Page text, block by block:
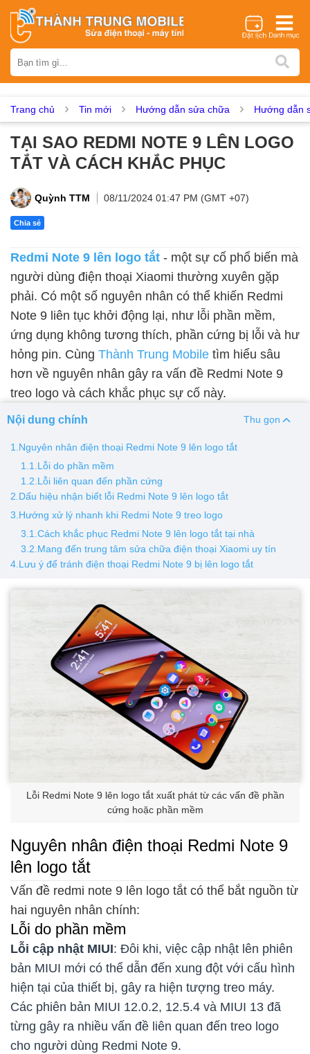
iPhone Samsung Oppo Xiaomi Realme Vivo
Nokia
Asus Sony Vertu LG Tecno
Dịch vụ sửa chữa
Ép kính
Thay loa Thay kính lưng Thay vỏ Thay chân sạc
Màn hình Xiaomi Màn hình Realme Màn hình Vivo
Màn hình Vsmart Màn hình Google Pixel
Thay pin
Pin iPhone Pin Samsumg Pin Oppo Pin Xiaomi
Vỏ Huawei Vỏ Vivo
Trang chủ Tin mới Hướng dẫn sửa chữa Hướng dẫn
TẠI SAO REDMI NOTE 9 LÊN LOGO
TẮT VÀ CÁCH KHẮC PHỤC
Quỳnh TTM 08/11/2024 01:47 PM (GMT +07)
Chia sẻ
Redmi Note 9 lên logo tắt - một sự cố phổ biến mà
người dùng điện thoại Xiaomi thường xuyên gặp
phải. Có một số nguyên nhân có thể khiến Redmi
Note 9 liên tục khởi động lại, như lỗi phần mềm,
ứng dụng không tương thích, phần cứng bị lỗi và hư
hỏng pin. Cùng Thành Trung Mobile tìm hiểu sâu
hơn về nguyên nhân gây ra vấn đề Redmi Note 9
treo logo và cách khắc phục sự cố này.
Nội dung chính Thu gọn
1.Nguyên nhân điện thoại Redmi Note 9 lên logo tắt
1.1.Lỗi do phần mềm
1.2.Lỗi liên quan đến phần cứng
2.Dấu hiệu nhận biết lỗi Redmi Note 9 lên logo tắt
3.Hướng xử lý nhanh khi Redmi Note 9 treo logo
3.1.Cách khắc phục Redmi Note 9 lên logo tắt tại nhà
3.2.Mang đến trung tâm sửa chữa điện thoại Xiaomi uy tín
4.Lưu ý để tránh điện thoại Redmi Note 9 bị lên logo tắt
Lỗi Redmi Note 9 lên logo tắt xuất phát từ các vấn đề phần
cứng hoặc phần mềm
Nguyên nhân điện thoại Redmi Note 9
lên logo tắt
Vấn đề redmi note 9 lên logo tắt có thể bắt nguồn từ
hai nguyên nhân chính:
Lỗi do phần mềm
Lỗi cập nhật MIUI: Đôi khi, việc cập nhật lên phiên
bản MIUI mới có thể dẫn đến xung đột với cấu hình
hiện tại của thiết bị, gây ra hiện tượng treo máy.
Các phiên bản MIUI 12.0.2, 12.5.4 và MIUI 13 đã
từng gây ra nhiều vấn đề liên quan đến treo logo
cho người dùng Redmi Note 9.